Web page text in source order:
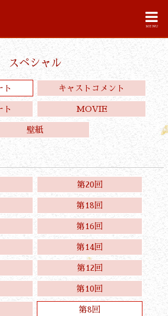
MENU
スペシャル
ト キャストコメント
ト MOVIE
壁紙
第20回
第18回
第16回
第14回
第12回
第10回
第8回